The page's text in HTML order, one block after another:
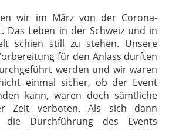
wir im März von der Corona-
Das Leben in der Schweiz und in
schien still zu stehen. Unsere
für den Anlass durften
werden und wir waren
einmal sicher, ob der Event
kann, waren doch sämtliche
Zeit verboten. Als sich dann
die Durchführung des Events